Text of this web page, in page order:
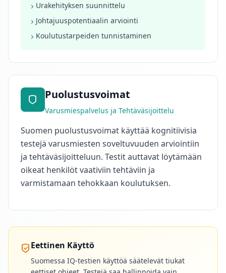
Urakehityksen suunnittelu
Johtajuuspotentiaalin arviointi
Koulutustarpeiden tunnistaminen
Puolustusvoimat
Varusmiespalvelus ja Tehtäväsijoittelu
Suomen puolustusvoimat käyttää kognitiivisia
testejä varusmiesten soveltuvuuden arviointiin
ja tehtäväsijoitteluun. Testit auttavat löytämään
oikeat henkilöt vaativiin tehtäviin ja
varmistamaan tehokkaan koulutuksen.
Eettinen Käyttö
Suomessa IQ-testien käyttöä säätelevät tiukat